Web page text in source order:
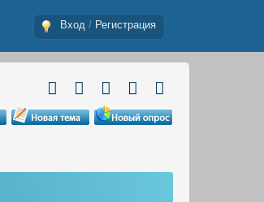
Вход / Регистрация